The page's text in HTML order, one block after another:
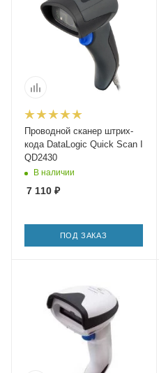
Проводной сканер штрих-
кода DataLogic Quick Scan I
QD2430
В наличии
7 110 ₽
ПОД ЗАКАЗ